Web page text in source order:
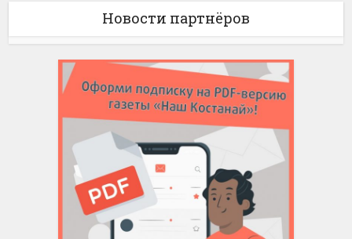
Новости партнёров